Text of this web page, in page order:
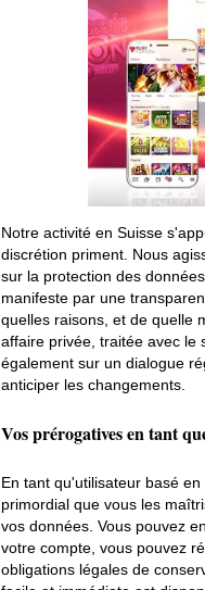
Notre activité en Suisse
discrétion priment. Nous
sur la protection des
manifeste par une
quelles raisons, et de quelle
affaire privée, traitée avec le
également sur un dialogue
anticiper les changements.
Vos prérogatives en tant
En tant qu'utilisateur basé
primordial que vous les
vos données. Vous pouvez
votre compte, vous pouvez
obligations légales de